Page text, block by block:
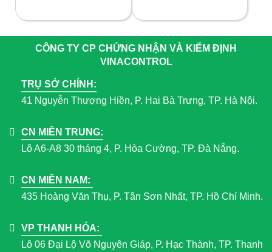
CÔNG TY CP CHỨNG NHẬN VÀ KIỂM ĐỊNH
VINACONTROL
TRỤ SỞ CHÍNH:
41 Nguyễn Thượng Hiền, P. Hai Bà Trưng, TP. Hà Nội.
CN MIỀN TRUNG:
Lô A6-A8 30 tháng 4, P. Hòa Cường, TP. Đà Nẵng.
CN MIỀN NAM:
435 Hoàng Văn Thụ, P. Tân Sơn Nhất, TP. Hồ Chí Minh.
VP THANH HÓA:
Lô 06 Đại Lộ Võ Nguyên Giáp, P. Hạc Thành, TP. Thanh